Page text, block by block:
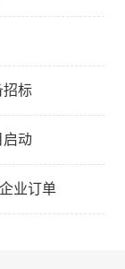
招标
启动
业订单